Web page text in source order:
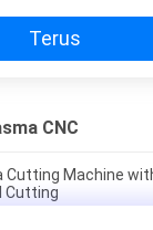
Terus
CNC
Cutting Machine
Cutting